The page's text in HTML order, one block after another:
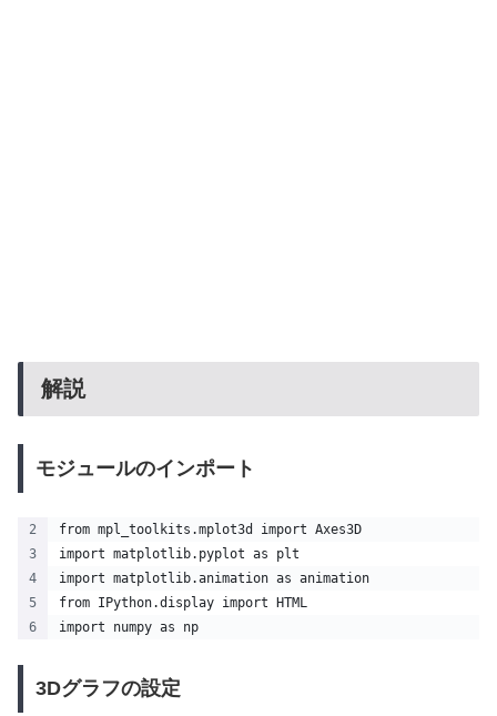
解説
モジュールのインポート
from mpl_toolkits.mplot3d import Axes3D
import matplotlib.pyplot as plt
import matplotlib.animation as animation
from IPython.display import HTML
import numpy as np
3Dグラフの設定